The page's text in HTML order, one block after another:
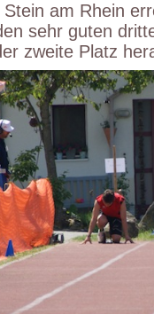
Stein am Rhein
sehr guten
zweite Platz